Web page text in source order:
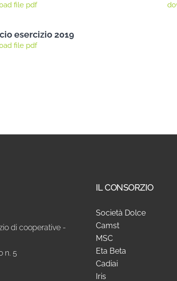
file pdf
esercizio 2019
file pdf
di cooperative -
n. 5
IL CONSORZIO
Società Dolce
Camst
MSC
Eta Beta
Cadiai
Iris